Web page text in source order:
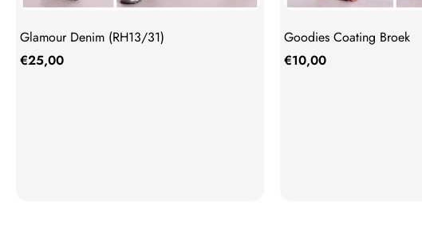
Glamour Denim (RH13/31)
€25,00
Goodies Coating Broek
€10,00